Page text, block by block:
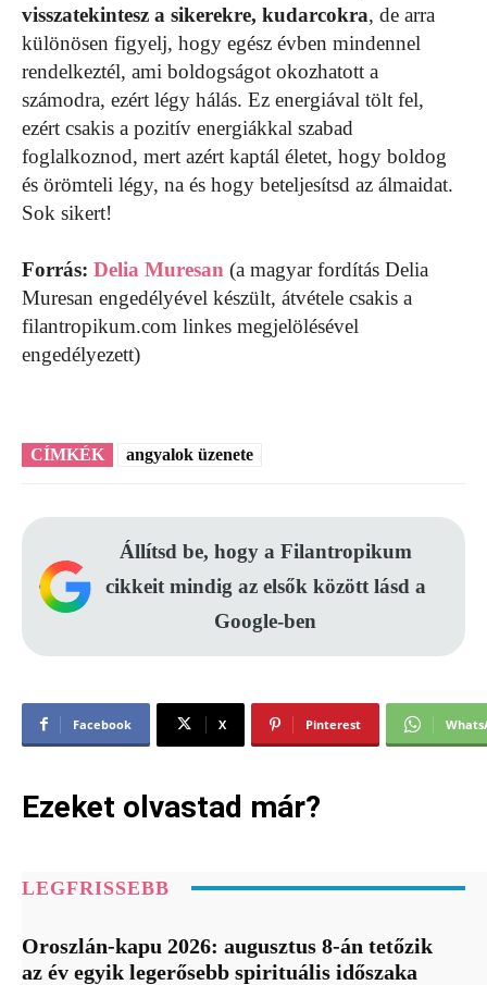
visszatekintesz a sikerekre, kudarcokra, de arra
különösen figyelj, hogy egész évben mindennel
rendelkeztél, ami boldogságot okozhatott a
számodra, ezért légy hálás. Ez energiával tölt fel,
ezért csakis a pozitív energiákkal szabad
foglalkoznod, mert azért kaptál életet, hogy boldog
és örömteli légy, na és hogy beteljesítsd az álmaidat.
Sok sikert!
Forrás: Delia Muresan (a magyar fordítás Delia
Muresan engedélyével készült, átvétele csakis a
filantropikum.com linkes megjelölésével
engedélyezett)
CÍMKÉK angyalok üzenete
Állítsd be, hogy a Filantropikum
cikkeit mindig az elsők között lásd a
Google-ben
Facebook X Pinterest
Ezeket olvastad már?
LEGFRISSEBB
Oroszlán-kapu 2026: augusztus 8-án tetőzik
az év egyik legerősebb spirituális időszaka